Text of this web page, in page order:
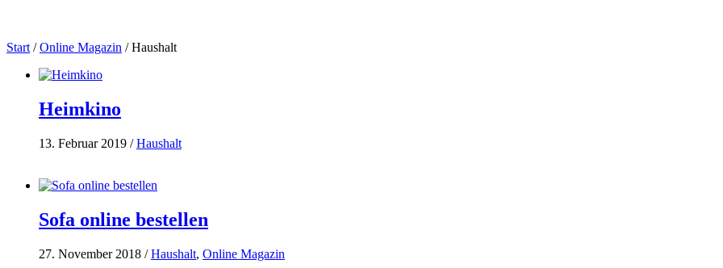
Start /Online Magazin /Haushalt
Heimkino
13. Februar 2019 /Haushalt
Sofa online bestellen
27. November 2018 /Haushalt, Online Magazin